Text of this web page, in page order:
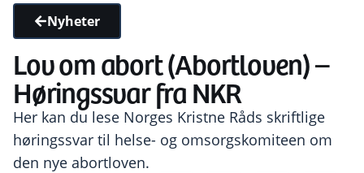
Nyheter
Lov om abort (Abortloven) –
Høringssvar fra NKR
Her kan du lese Norges Kristne Råds skriftlige
høringssvar til helse- og omsorgskomiteen om
den nye abortloven.